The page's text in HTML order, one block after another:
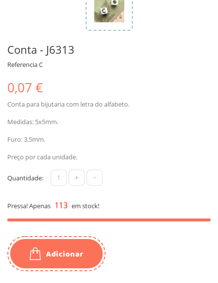
Conta - J6313
ReferenciaC
0,07 €
Conta para bijutaria com letra do alfabeto.
Medidas: 5x5mm.
Furo: 3.5mm.
Preço por cada unidade.
Quantidade: + -
Pressa! Apenas 113 em stock!
Adicionar